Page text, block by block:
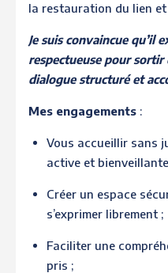
la restauration du lien
Je suis convaincue qu’il
respectueuse pour sortir
dialogue structuré et
Mes engagements :
Vous accueillir sans
active et
Créer un espace
s’exprimer librement ;
Faciliter une
pris ;